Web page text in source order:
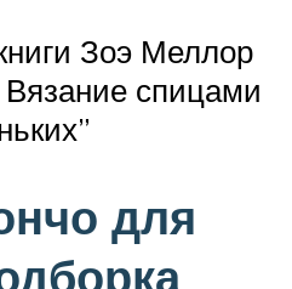
Зоэ Меллор
спицами
для